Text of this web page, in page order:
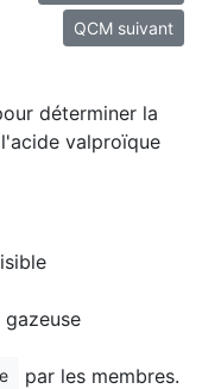
QCM suivant
déterminer la
valproïque
par les membres.